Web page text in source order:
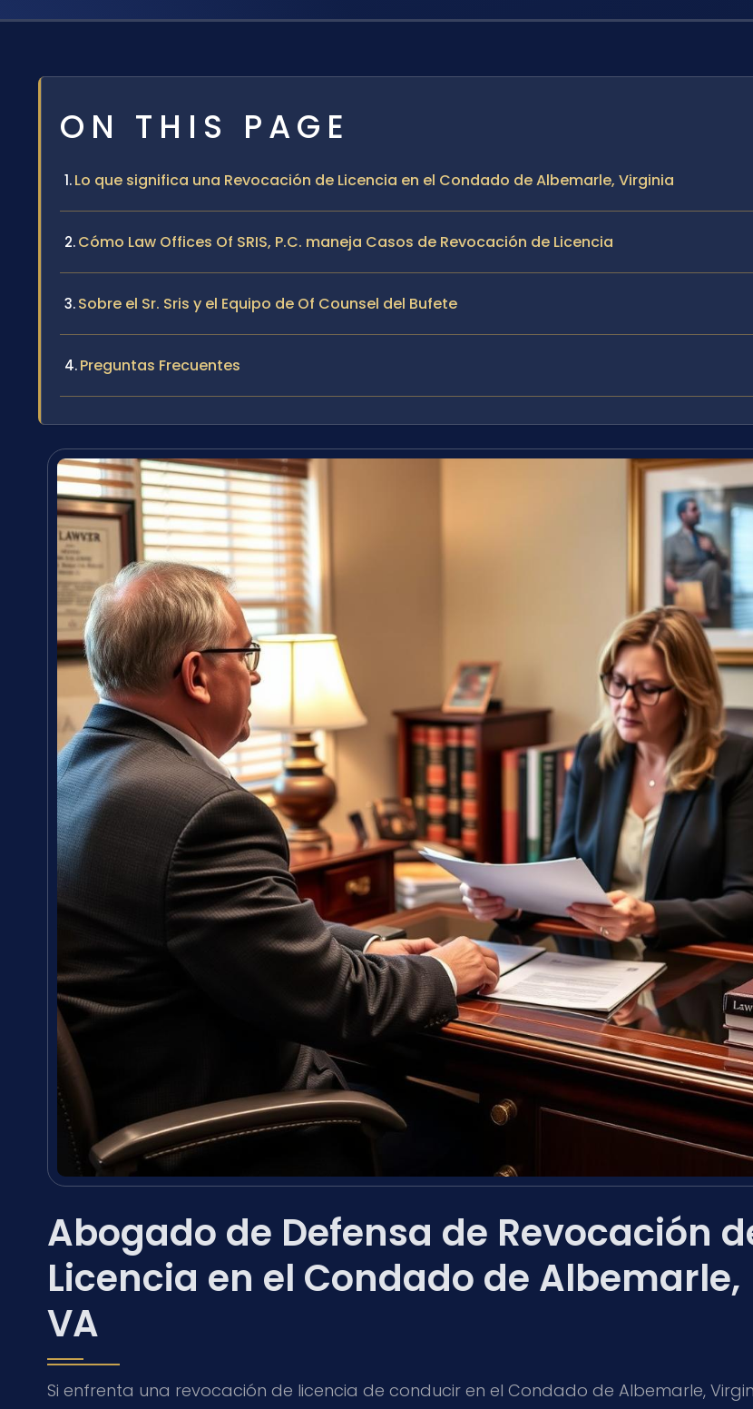
ON THIS PAGE
Lo que significa una Revocación de Licencia en el Condado de Albemarle, Virginia
Cómo Law Offices Of SRIS, P.C. maneja Casos de Revocación de Licencia
Sobre el Sr. Sris y el Equipo de Of Counsel del Bufete
Preguntas Frecuentes
Abogado de Defensa de Revocación
Licencia en el Condado de Albemarle,
VA
Si enfrenta una revocación de licencia de conducir en el Condado de Albemarle,